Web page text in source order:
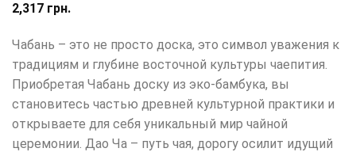
2,317 грн.
Чабань – это не просто доска, это символ уважения к
традициям и глубине восточной культуры чаепития.
Приобретая Чабань доску из эко-бамбука, вы
становитесь частью древней культурной практики и
открываете для себя уникальный мир чайной
церемонии. Дао Ча – путь чая, дорогу осилит идущий